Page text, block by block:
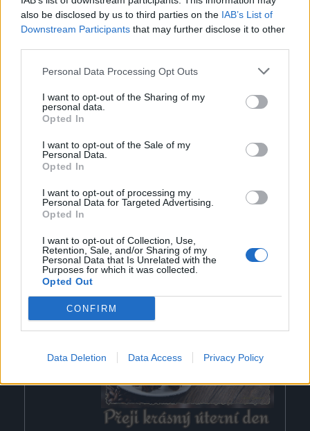
also be disclosed by us to third parties on the IAB’s List of
Downstream Participants that may further disclose it to other
Personal Data Processing Opt Outs
I want to opt-out of the Sharing of my
personal data.
Opted In
I want to opt-out of the Sale of my
Personal Data.
Opted In
I want to opt-out of processing my
Personal Data for Targeted Advertising.
Opted In
I want to opt-out of Collection, Use,
Retention, Sale, and/or Sharing of my
Personal Data that Is Unrelated with the
Purposes for which it was collected.
Opted Out
CONFIRM
Data Deletion Data Access Privacy Policy
AHOOOOOJ ....ZDRAVIM TA
....ZLATICKO NETOVE ....KRASNY